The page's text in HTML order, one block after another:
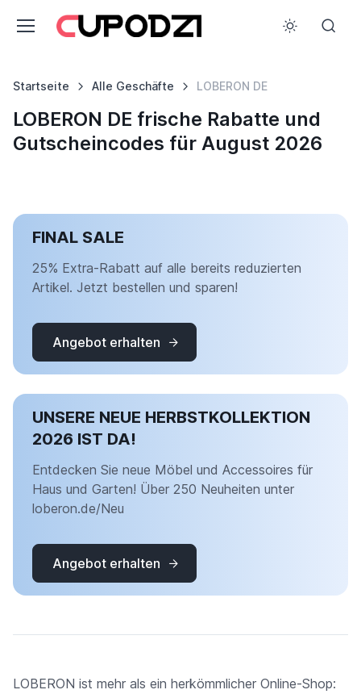
Startseite Alle Geschäfte LOBERON DE
LOBERON DE frische Rabatte und
Gutscheincodes für August 2026
FINAL SALE
25% Extra-Rabatt auf alle bereits reduzierten
Artikel. Jetzt bestellen und sparen!
Angebot erhalten
UNSERE NEUE HERBSTKOLLEKTION
2026 IST DA!
Entdecken Sie neue Möbel und Accessoires für
Haus und Garten! Über 250 Neuheiten unter
loberon.de/Neu
Angebot erhalten
LOBERON ist mehr als ein herkömmlicher Online-Shop: